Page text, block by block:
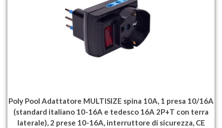
Poly Pool Adattatore MULTISIZE spina 10A, 1 presa 10/16A
(standard italiano 10-16A e tedesco 16A 2P+T con terra
laterale), 2 prese 10-16A, interruttore di sicurezza, CE